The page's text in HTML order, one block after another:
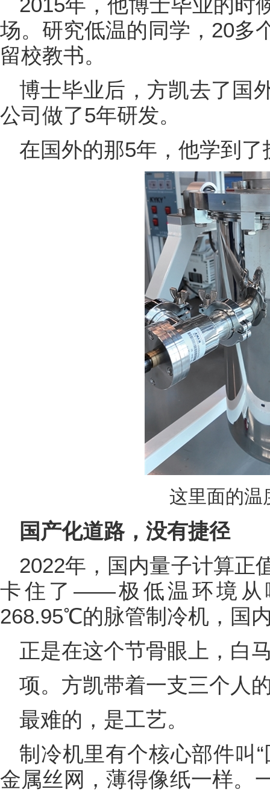
场。研究低温的同学，20多
留校教书。
博士毕业后，方凯去了国
公司做了5年研发。
在国外的那5年，他学到
这里面的
国产化道路，没有捷径
2022年，国内量子计算正
卡住了——极低温环境从
268.95℃的脉管制冷机，国
正是在这个节骨眼上，白
项。方凯带着一支三个人
最难的，是工艺。
制冷机里有个核心部件叫
金属丝网，薄得像纸一样。